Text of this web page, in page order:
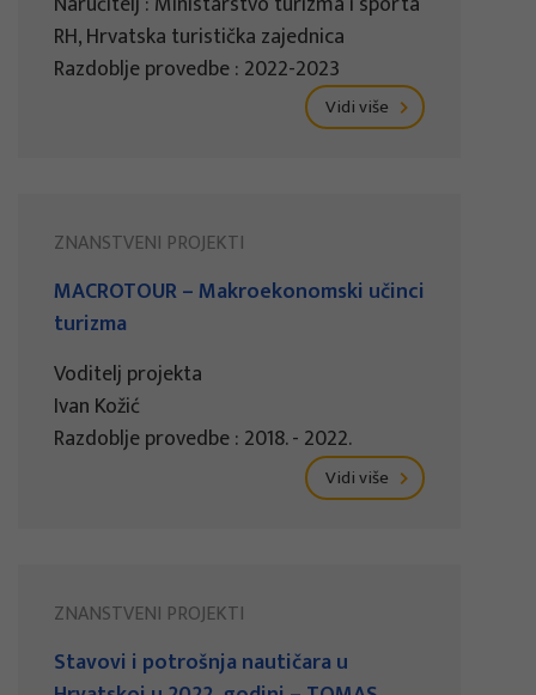
RH, Hrvatska turistička zajednica
Razdoblje provedbe : 2022-2023
Vidi više
ZNANSTVENI PROJEKTI
MACROTOUR – Makroekonomski učinci
turizma
Voditelj projekta
Ivan Kožić
Razdoblje provedbe : 2018. - 2022.
Vidi više
ZNANSTVENI PROJEKTI
Stavovi i potrošnja nautičara u